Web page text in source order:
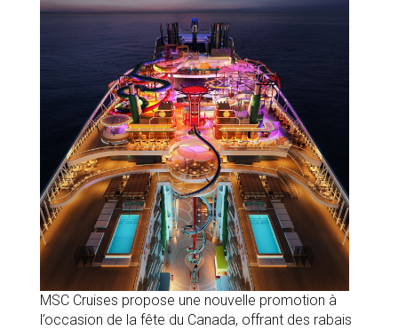
MSC Cruises propose une nouvelle promotion à
l’occasion de la fête du Canada, offrant des rabais